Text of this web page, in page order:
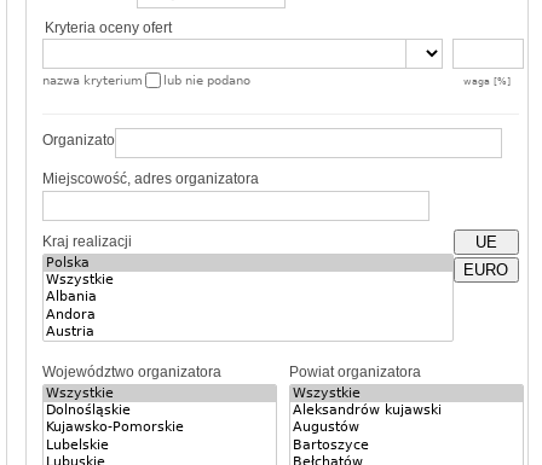
Kryteria oceny ofert
nazwa kryterium waga [%]
lub nie podano
Organizator
Miejscowość, adres organizatora
Kraj realizacji
UE
EURO
Województwo organizatora Powiat organizatora